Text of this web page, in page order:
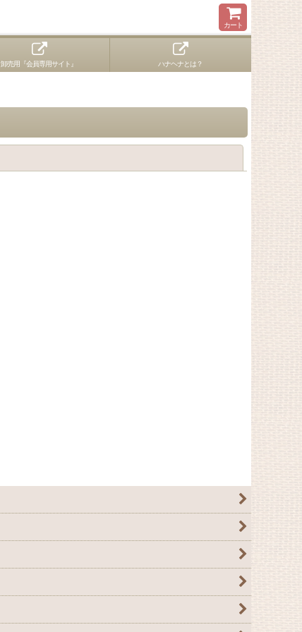
カート
卸売用『会員専用サイト』 ハナヘナとは？